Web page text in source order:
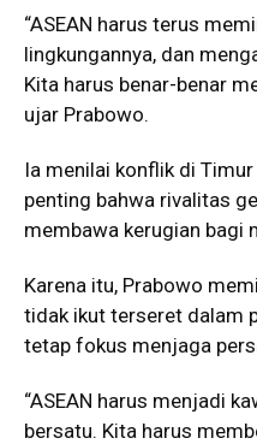
“ASEAN harus terus
lingkungannya, dan
Kita harus benar-benar
ujar Prabowo.
Ia menilai konflik di
penting bahwa rivalitas
membawa kerugian bagi
Karena itu, Prabowo
tidak ikut terseret dalam
tetap fokus menjaga
“ASEAN harus menjadi
bersatu. Kita harus